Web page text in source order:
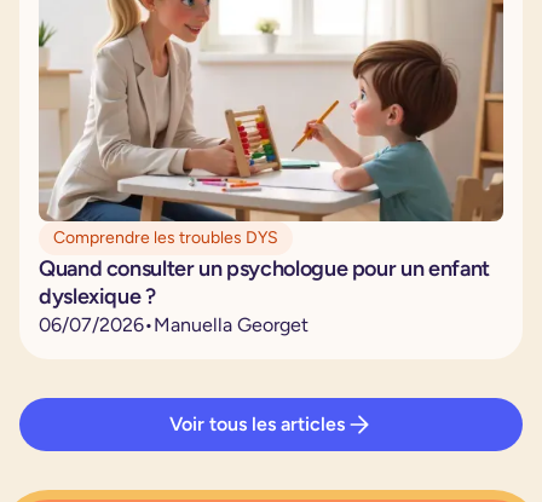
Comprendre les troubles DYS
Quand consulter un psychologue pour un enfant
dyslexique ?
06/07/2026•Manuella Georget
Voir tous les articles